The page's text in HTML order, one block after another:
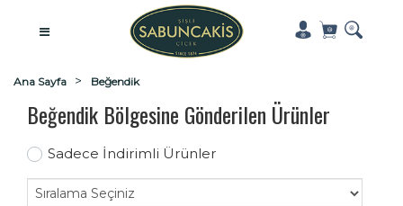
Ana Sayfa Beğendik
Beğendik Bölgesine Gönderilen Ürünler
Sadece İndirimli Ürünler